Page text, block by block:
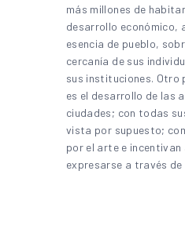
más millones de
desarrollo económico,
esencia de pueblo,
cercanía de sus
sus instituciones. Otro
es el desarrollo de las
ciudades; con todas
vista por supuesto;
por el arte e
expresarse a través de